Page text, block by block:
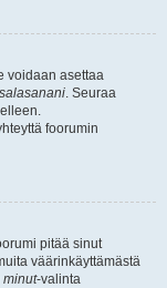
voidaan asettaa
. Seuraa
foorumin
pitää sinut
väärinkäyttämästä
minut-valinta